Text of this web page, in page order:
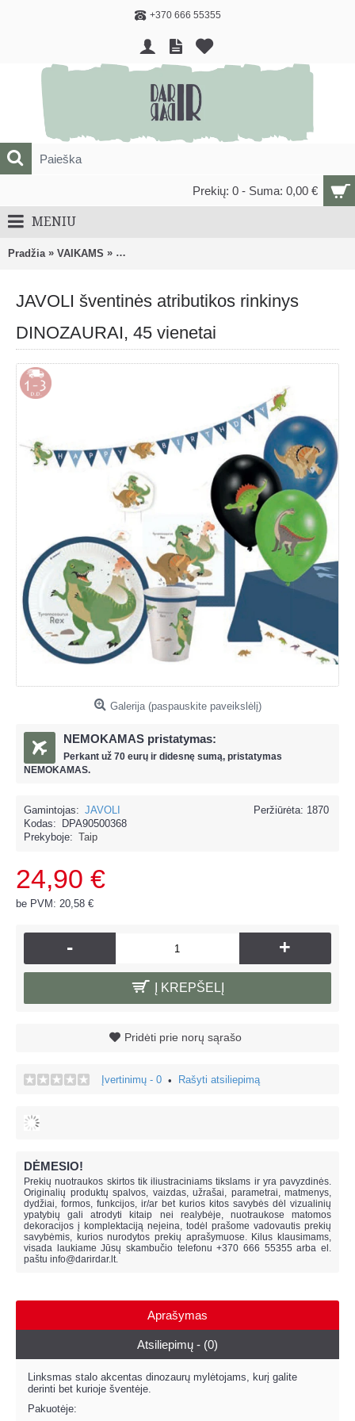
+370 666 55355
Prekių: 0 - Suma: 0,00 €
MENIU
Pradžia » VAIKAMS » DOVANOS, DEKORACIJOS, PREKĖS
JAVOLI šventinės atributikos rinkinys
DINOZAURAI, 45 vienetai
Galerija (paspauskite paveikslėlį)
NEMOKAMAS pristatymas:
Perkant už 70 eurų ir didesnę sumą, pristatymas
NEMOKAMAS.
Peržiūrėta: 1870
Gamintojas: JAVOLI
Kodas:
DPA90500368
Prekyboje: Taip
24,90 €
be PVM: 20,58 €
- +
Į KREPŠELĮ
Pridėti prie norų sąrašo
Įvertinimų - 0 • Rašyti atsiliepimą
DĖMESIO!
Prekių nuotraukos skirtos tik iliustraciniams tikslams ir yra pavyzdinės.
Originalių produktų spalvos, vaizdas, užrašai, parametrai, matmenys,
dydžiai, formos, funkcijos, ir/ar bet kurios kitos savybės dėl vizualinių
ypatybių gali atrodyti kitaip nei realybėje, nuotraukose matomos
dekoracijos į komplektaciją neįeina, todėl prašome vadovautis prekių
savybėmis, kurios nurodytos prekių aprašymuose. Kilus klausimams,
visada laukiame Jūsų skambučio telefonu +370 666 55355 arba el.
paštu info@darirdar.lt.
Aprašymas
Atsiliepimų - (0)
Linksmas stalo akcentas dinozaurų mylėtojams, kurį galite
derinti bet kurioje šventėje.
Pakuotėje: